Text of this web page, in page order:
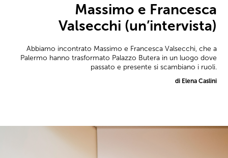
Massimo e Francesca
Valsecchi (un’intervista)
Abbiamo incontrato Massimo e Francesca Valsecchi, che a
Palermo hanno trasformato Palazzo Butera in un luogo dove
passato e presente si scambiano i ruoli.
di Elena Caslini